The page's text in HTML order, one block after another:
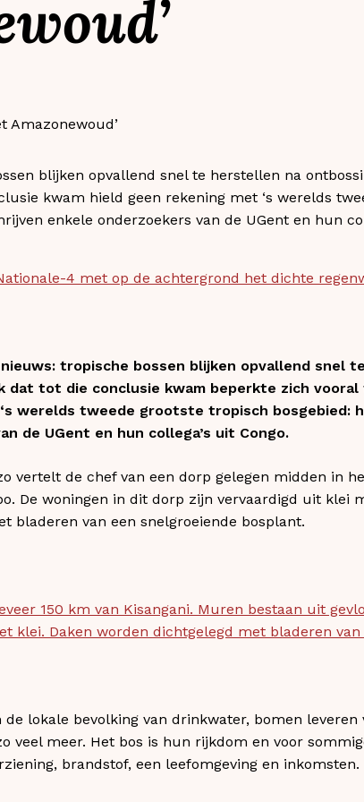
blijken opvallend snel te herstellen na
kwam hield geen rekening met ‘s werelds
enkele onderzoekers van de UGent en hun
4 met op de achtergrond het dichte
tropische bossen blijken opvallend snel
dat tot die conclusie kwam beperkte zich
werelds tweede grootste tropisch bosgebied:
de UGent en hun collega’s uit Congo.
vertelt de chef van een dorp gelegen midden in
De woningen in dit dorp zijn vervaardigd uit klei
bladeren van een snelgroeiende bosplant.
150 km van Kisangani. Muren bestaan uit
klei. Daken worden dichtgelegd met bladeren
de lokale bevolking van drinkwater, bomen
veel meer. Het bos is hun rijkdom en voor
brandstof, een leefomgeving en inkomsten.